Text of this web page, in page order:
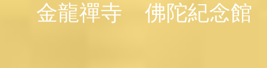
金龍禪寺
佛陀紀念館